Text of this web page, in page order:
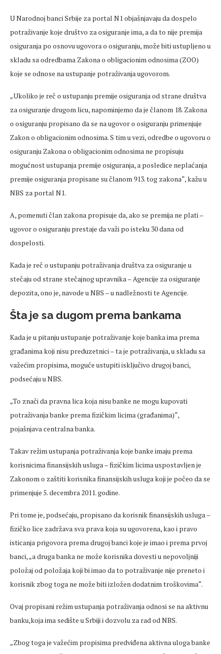
U Narodnoj banci Srbije za portal N1 objašnjavaju da dospelo
potraživanje koje društvo za osiguranje ima, a da to nije premija
osiguranja po osnovu ugovora o osiguranju, može biti ustupljeno u
skladu sa odredbama Zakona o obligacionim odnosima (ZOO)
koje se odnose na ustupanje potraživanja ugovorom.
„Ukoliko je reč o ustupanju premije osiguranja od strane društva
za osiguranje drugom licu, napominjemo da je članom 18. Zakona
o osiguranju propisano da se na ugovor o osiguranju primenjuje
Zakon o obligacionim odnosima. S tim u vezi, odredbe o ugovoru o
osiguranju Zakona o obligacionim odnosima ne propisuju
mogućnost ustupanja premije osiguranja, a posledice neplaćanja
premije osiguranja propisane su članom 913. tog zakona“, kažu u
NBS za portal N1.
A, pomenuti član zakona propisuje da, ako se premija ne plati –
ugovor o osiguranju prestaje da važi po isteku 30 dana od
dospelosti.
Kada je reč o ustupanju potraživanja društva za osiguranje u
stečaju od strane stečajnog upravnika – Agencije za osiguranje
depozita, ono je, navode u NBS – u nadležnosti te Agencije.
Šta je sa dugom prema bankama
Kada je u pitanju ustupanje potraživanje koje banka ima prema
građanima koji nisu preduzetnici – ta je potraživanja, u skladu sa
važećim propisima, moguće ustupiti isključivo drugoj banci,
podsećaju u NBS.
„To znači da pravna lica koja nisu banke ne mogu kupovati
potraživanja banke prema fizičkim licima (građanima)“,
pojašnjava centralna banka.
Takav režim ustupanja potraživanja koje banke imaju prema
korisnicima finansijskih usluga – fizičkim licima uspostavljen je
Zakonom o zaštiti korisnika finansijskih usluga koji je počeo da se
primenjuje 5. decembra 2011. godine.
Pri tome je, podsećaju, propisano da korisnik finansijskih usluga –
fizičko lice zadržava sva prava koja su ugovorena, kao i pravo
isticanja prigovora prema drugoj banci koje je imao i prema prvoj
banci, „a druga banka ne može korisnika dovesti u nepovoljniji
položaj od položaja koji bi imao da to potraživanje nije preneto i
korisnik zbog toga ne može biti izložen dodatnim troškovima“.
Ovaj propisani režim ustupanja potraživanja odnosi se na aktivnu
banku,koja ima sedište u Srbiji i dozvolu za rad od NBS.
„Zbog toga je važećim propisima predviđena aktivna uloga banke